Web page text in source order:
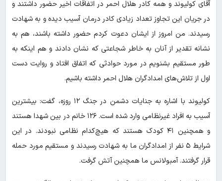
آقای کولیوند و همه کادر هلال احمر در اتفاقات اخیر حضور داشتند و
در جریان این تجاوز تعداد زیادی کادر درمان آسیب دیده و به شهادت
رسیدند. من امروز از ایشان دعوت کردم حضور داشته باشند، هم به
نشانه تقدیر از آنان به خاطر شجاعتی که نشان دادند و هم اینکه به
طور مستقیم بشنویم در مورد حوادثی که اتفاق افتاد و روایت دست
اول از تلاش‌های امدادگران هلال احمر داشته باشیم.
کولیوند با اشاره به جنایات دشمن در جنگ ۱۲ روزه، گفت: بیشترین
آسیب به افراد غیرنظامی وارد شده است. ۱۲۶ خانم در بین شهدا هستند
و همچنین ۴۱ کودک هستند که هیچ‌کدام نظامی نبودند. در این
شرایط ۵ نفر از امدادگران ما به شهادت رسیدند و مستقیم مورد حمله
قرار گرفتند. آمبولانس ما همچنین آتش گرفت.